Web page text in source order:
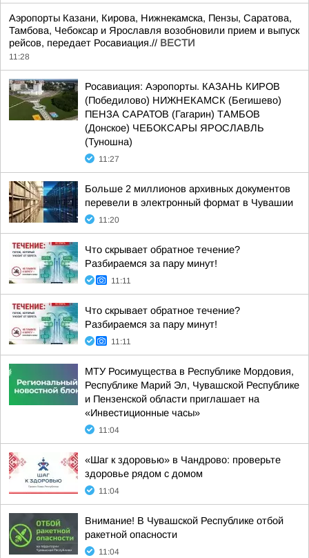
Аэропорты Казани, Кирова, Нижнекамска, Пензы, Саратова,
Тамбова, Чебоксар и Ярославля возобновили прием и выпуск
рейсов, передает Росавиация.// ВЕСТИ
11:28
Росавиация: Аэропорты. КАЗАНЬ КИРОВ
(Победилово) НИЖНЕКАМСК (Бегишево)
ПЕНЗА САРАТОВ (Гагарин) ТАМБОВ
(Донское) ЧЕБОКСАРЫ ЯРОСЛАВЛЬ
(Туношна)
11:27
Больше 2 миллионов архивных документов
перевели в электронный формат в Чувашии
11:20
Что скрывает обратное течение?
Разбираемся за пару минут!
11:11
Что скрывает обратное течение?
Разбираемся за пару минут!
11:11
МТУ Росимущества в Республике Мордовия,
Республике Марий Эл, Чувашской Республике
и Пензенской области приглашает на
«Инвестиционные часы»
11:04
«Шаг к здоровью» в Чандрово: проверьте
здоровье рядом с домом
11:04
Внимание! В Чувашской Республике отбой
ракетной опасности
11:04